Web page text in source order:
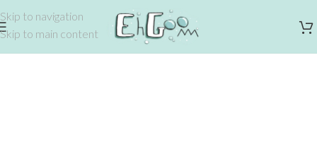
Skip to navigation
Skip to main content